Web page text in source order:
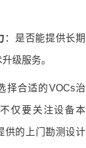
：是否能提供长期
级服务。
择合适的VOCs治
仅要关注设备本
供的上门勘测设计